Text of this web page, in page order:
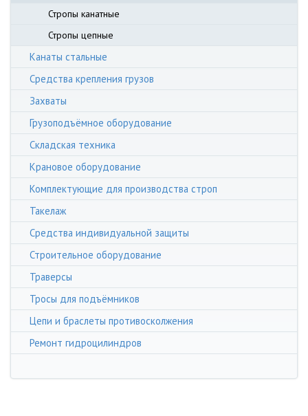
Стропы канатные
Стропы цепные
Канаты стальные
Средства крепления грузов
Захваты
Грузоподъёмное оборудование
Складская техника
Крановое оборудование
Комплектующие для производства строп
Такелаж
Средства индивидуальной защиты
Строительное оборудование
Траверсы
Тросы для подъёмников
Цепи и браслеты противосколжения
Ремонт гидроцилиндров